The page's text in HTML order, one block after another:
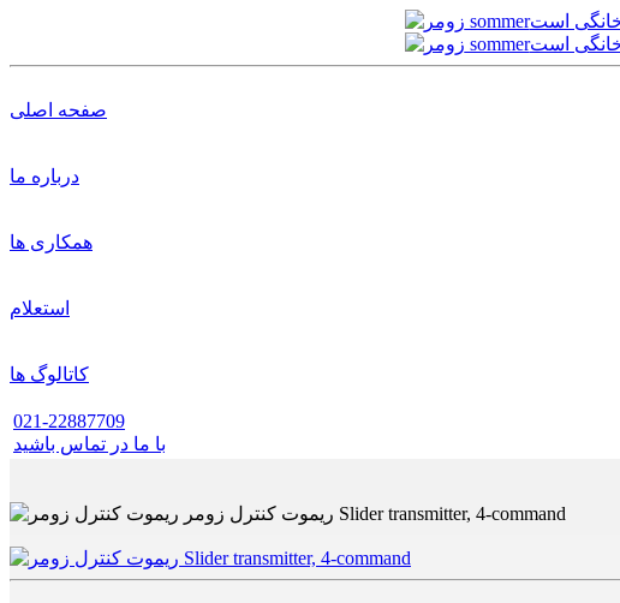
صفحه اصلی
درباره ما
همکاری ها
استعلام
کاتالوگ ها
021-22887709
با ما در تماس باشید